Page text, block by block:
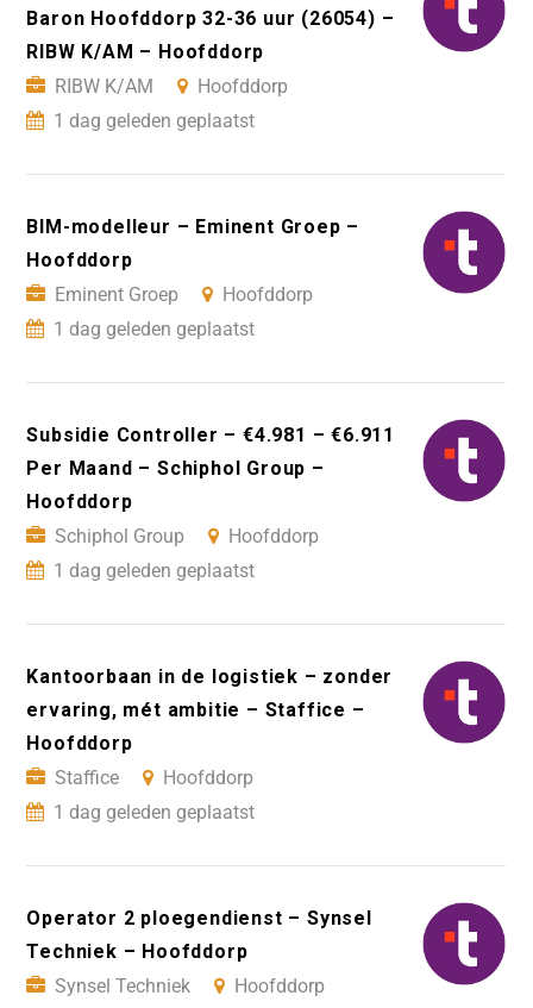
Baron Hoofddorp 32-36 uur (26054) –
RIBW K/AM – Hoofddorp
RIBW K/AM
Hoofddorp
1 dag geleden geplaatst
BIM-modelleur – Eminent Groep –
Hoofddorp
Eminent Groep
Hoofddorp
1 dag geleden geplaatst
Subsidie Controller – €4.981 – €6.911
Per Maand – Schiphol Group –
Hoofddorp
Schiphol Group
Hoofddorp
1 dag geleden geplaatst
Kantoorbaan in de logistiek – zonder
ervaring, mét ambitie – Staffice –
Hoofddorp
Staffice
Hoofddorp
1 dag geleden geplaatst
Operator 2 ploegendienst – Synsel
Techniek – Hoofddorp
Synsel Techniek
Hoofddorp